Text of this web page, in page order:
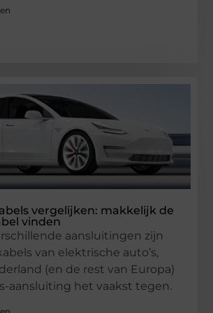
vergelijken: makkelijk de
vinden
aansluitingen zijn
van elektrische auto’s,
(en de rest van Europa)
aansluiting het vaakst tegen.